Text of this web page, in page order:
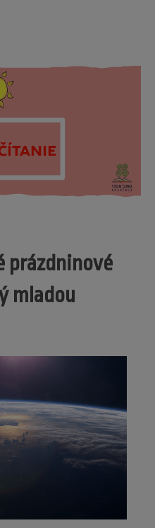
prázdninové
mladou